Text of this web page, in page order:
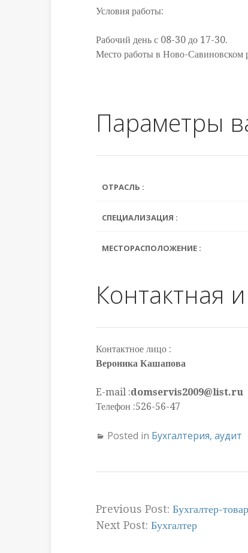
Условия работы:
Рабочий день с 08-30 до 17-30.
Место работы в Ново-Савиновском
Параметры
ОТРАСЛЬ :
СПЕЦИАЛИЗАЦИЯ :
МЕСТОРАСПОЛОЖЕНИЕ :
Контактная
Контактное лицо :
Вероника Кашапова
E-mail :domservis2009@list.ru
Телефон :526-56-47
Posted in Бухгалтерия, аудит
Previous Post: Бухгалтер-
Next Post: Бухгалтер